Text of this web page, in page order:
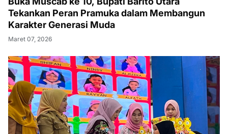
Tekankan Peran Pramuka dalam Membangun
Karakter Generasi Muda
Maret 07, 2026